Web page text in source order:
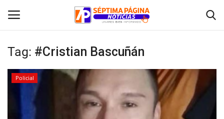
Inicio
Crónica
Tag: #Cristian Bascuñán
Policial